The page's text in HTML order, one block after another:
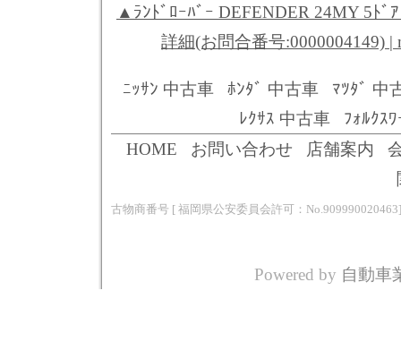
▲ﾗﾝﾄﾞﾛｰﾊﾞｰ DEFENDER 24MY 5ﾄﾞ
詳細(お問合番号:0000004149) |
ﾆｯｻﾝ 中古車 ﾎﾝﾀﾞ 中古車
ﾏﾂﾀﾞ 中
ﾚｸｻｽ 中古車
ﾌｫﾙｸｽ
HOME
お問い合わせ 店舗案内
古物商番号 [ 福岡県公安委員会許可：No.909990020463]
Powered by 自動車